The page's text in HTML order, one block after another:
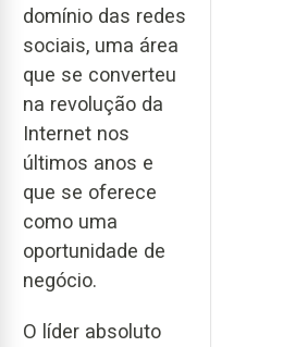
domínio das redes
sociais, uma área
que se converteu
na revolução da
Internet nos
últimos anos e
que se oferece
como uma
oportunidade de
negócio.
O líder absoluto